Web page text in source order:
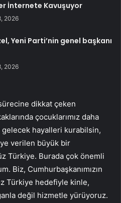
İnternete Kavuşuyor
2026
Yeni Parti’nin genel başkanı
2026
dikkat çeken
çocuklarımız daha
hayalleri kurabilsin,
verilen büyük bir
Türkiye. Burada çok önemli
Biz, Cumhurbaşkanımızın
Türkiye hedefiyle kinle,
değil hizmetle yürüyoruz.